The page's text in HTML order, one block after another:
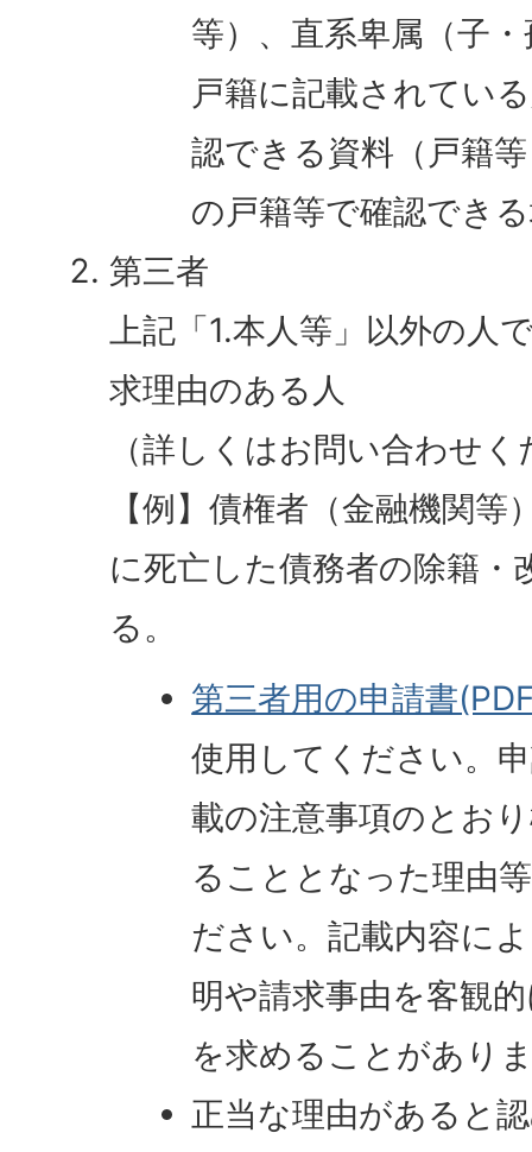
等）、直系卑属（子
戸籍に記載されてい
認できる資料（戸籍
の戸籍等で確認でき
第三者
上記「1.本人等」以外の人
求理由のある人
（詳しくはお問い合わせ
【例】債権者（金融機関
に死亡した債務者の除籍・
る。
第三者用の申請書
使用してください。
載の注意事項のとお
ることとなった理由
ださい。記載内容に
明や請求事由を客観
を求めることがあり
正当な理由があると